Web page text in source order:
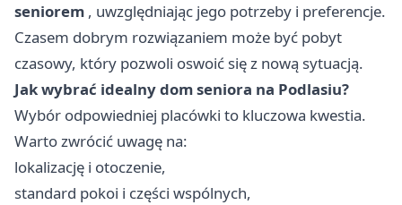
seniorem , uwzględniając jego potrzeby i preferencje.
Czasem dobrym rozwiązaniem może być pobyt
czasowy, który pozwoli oswoić się z nową sytuacją.
Jak wybrać idealny dom seniora na Podlasiu?
Wybór odpowiedniej placówki to kluczowa kwestia.
Warto zwrócić uwagę na:
lokalizację i otoczenie,
standard pokoi i części wspólnych,